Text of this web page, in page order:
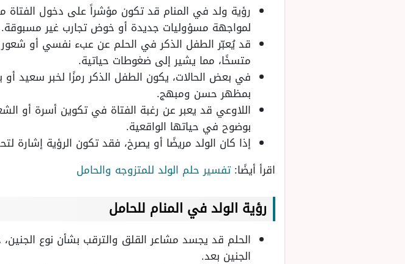
رؤية ولد في المنام قد تكون مؤشراً على دخول الفتاة
لمواجهة مسؤوليات جديدة أو خوض تجارب غير مسبوقة.
قد يُعبّر الطفل الذكر في الحلم عن عبء نفسي أو شعور
متسخًا، مما يشير إلى ضغوطات حياتية.
في بعض الحالات، يكون الطفل الذكر رمزًا لخبر سعيد
بمظهر حسن ومبهج.
اللاوعي قد يعبر عن رغبة الفتاة في تكوين أسرة أو
بوضوح في حياتها الواقعية.
إذا كان الولد مريضًا أو يصرخ، فقد تكون الرؤية
اقرأ أيضًا:تفسير حلم الولد للمتزوجه والحامل
رؤية الولد في المنام للحامل
الحلم قد يجسد مشاعر القلق والترقب بشأن نوع
الجنين بعد.